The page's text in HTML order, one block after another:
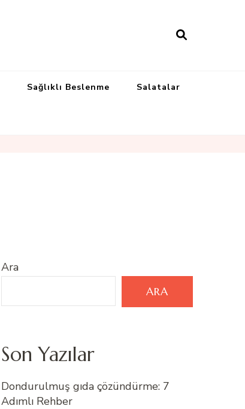
Sağlıklı Beslenme Salatalar
Ara
ARA
Son Yazılar
Dondurulmuş gıda çözündürme: 7
Adımlı Rehber